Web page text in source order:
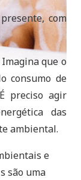
com
que o
consumo de
preciso agir
das
ambiental.
e
são uma